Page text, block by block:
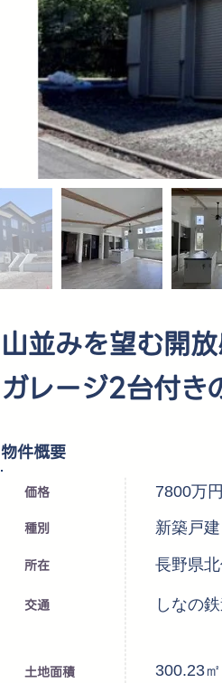
山並みを望む開
ガレージ2台付
​物件概要
価格
種別
所在
交通
土地面積
7800万
新築戸建
長野県
しなの
300.23